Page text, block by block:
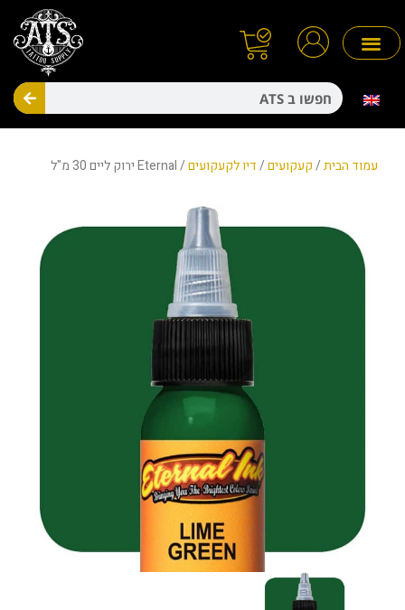
לתוכן
עמוד הבית/קעקועים/דיו לקעקועים/ Eternal ירוק ליים 30 מ"ל